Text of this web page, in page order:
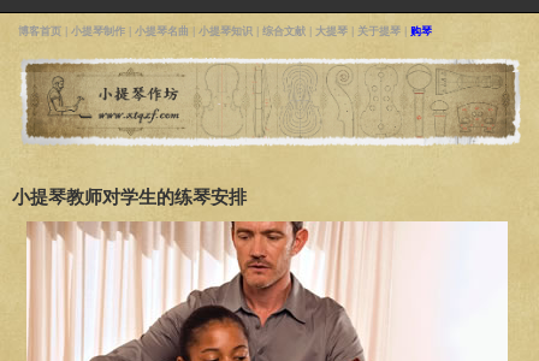
博客首页 小提琴制作 小提琴名曲 小提琴知识 综合文献 大提琴 关于提琴 购琴
小提琴教师对学生的练琴安排